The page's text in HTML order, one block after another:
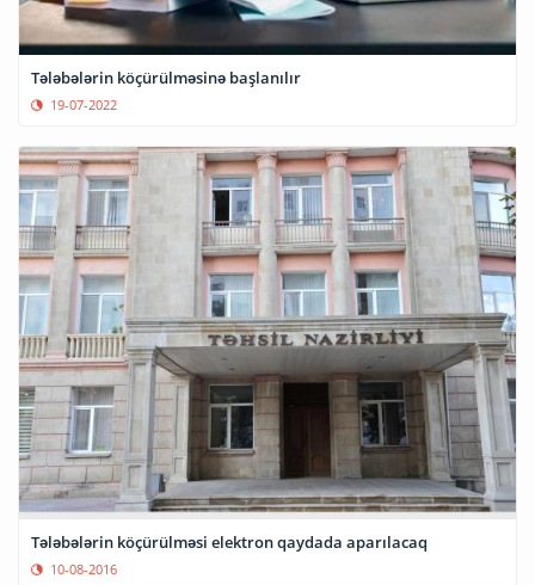
Tələbələrin köçürülməsinə başlanılır
19-07-2022
Tələbələrin köçürülməsi elektron qaydada aparılacaq
10-08-2016